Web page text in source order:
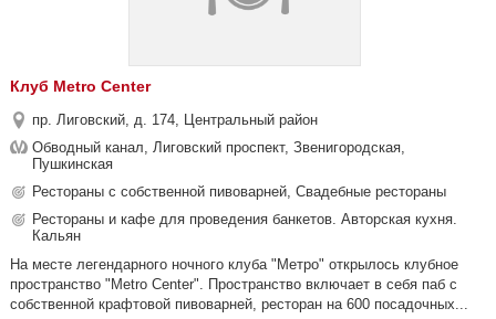
Клуб Metro Center
пр. Лиговский, д. 174, Центральный район
Обводный канал, Лиговский проспект, Звенигородская,
Пушкинская
Рестораны с собственной пивоварней, Свадебные рестораны
Рестораны и кафе для проведения банкетов. Авторская кухня.
Кальян
На месте легендарного ночного клуба "Метро" открылось клубное
пространство "Metro Center". Пространство включает в себя паб с
собственной крафтовой пивоварней, ресторан на 600 посадочных...